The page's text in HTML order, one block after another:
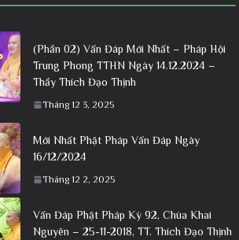
(Phần 02) Vấn Đáp Mới Nhất – Pháp Hội
Trung Phong TTHN Ngày 14.12.2024 –
Thầy Thích Đạo Thịnh
Tháng 12 3, 2025
Mới Nhất Phật Pháp Vấn Đáp Ngày
16/12/2024
Tháng 12 2, 2025
Vấn Đáp Phật Pháp Kỳ 92, Chùa Khai
Nguyên – 25-11-2018, TT. Thích Đạo Thịnh